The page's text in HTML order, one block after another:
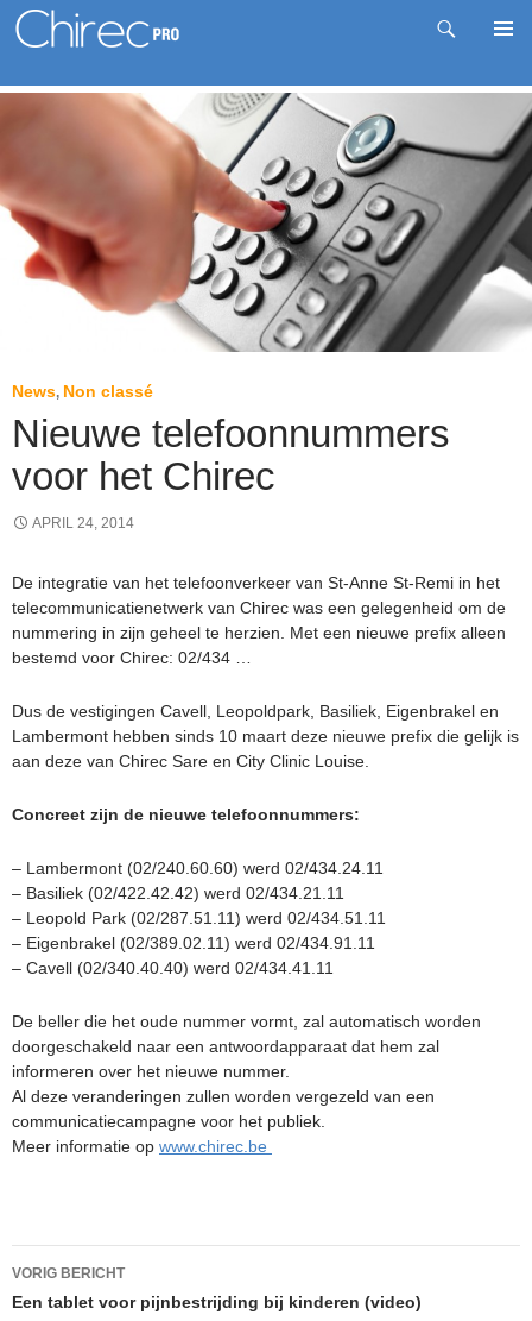
Zoeken
News, Non classé
Nieuwe telefoonnummers
voor het Chirec
APRIL 24, 2014
De integratie van het telefoonverkeer van St-Anne St-Remi in het
telecommunicatienetwerk van Chirec was een gelegenheid om de
nummering in zijn geheel te herzien. Met een nieuwe prefix alleen
bestemd voor Chirec: 02/434 …
Dus de vestigingen Cavell, Leopoldpark, Basiliek, Eigenbrakel en
Lambermont hebben sinds 10 maart deze nieuwe prefix die gelijk is
aan deze van Chirec Sare en City Clinic Louise.
Concreet zijn de nieuwe telefoonnummers:
– Lambermont (02/240.60.60) werd 02/434.24.11
– Basiliek (02/422.42.42) werd 02/434.21.11
– Leopold Park (02/287.51.11) werd 02/434.51.11
– Eigenbrakel (02/389.02.11) werd 02/434.91.11
– Cavell (02/340.40.40) werd 02/434.41.11
De beller die het oude nummer vormt, zal automatisch worden
doorgeschakeld naar een antwoordapparaat dat hem zal
informeren over het nieuwe nummer.
Al deze veranderingen zullen worden vergezeld van een
communicatiecampagne voor het publiek.
Meer informatie op www.chirec.be
Berichtnavigatie
VORIG BERICHT
Een tablet voor pijnbestrijding bij kinderen (video)